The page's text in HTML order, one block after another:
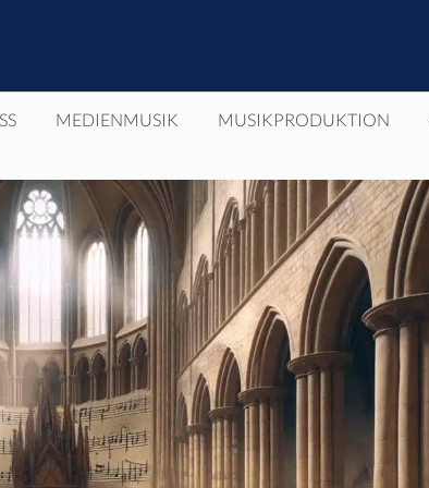
MEDIENMUSIK MUSIKPRODUKTION